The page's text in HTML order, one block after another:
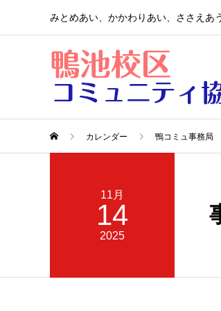
みとめあい、かかわりあい、ささえ
カレンダー 鴨コミュ事務局
11月
14
2025